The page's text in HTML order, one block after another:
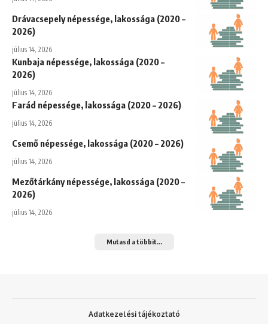
Drávacsepely népessége, lakossága (2020 –
2026)
július 14, 2026
Kunbaja népessége, lakossága (2020 –
2026)
július 14, 2026
Farád népessége, lakossága (2020 – 2026)
július 14, 2026
Csemő népessége, lakossága (2020 – 2026)
július 14, 2026
Mezőtárkány népessége, lakossága (2020 –
2026)
július 14, 2026
Mutasd a többit...
Adatkezelési tájékoztató